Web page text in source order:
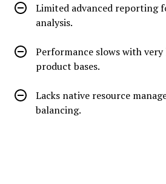
Limited advanced reporting
analysis.
Performance slows with
product bases.
Lacks native resource
balancing.